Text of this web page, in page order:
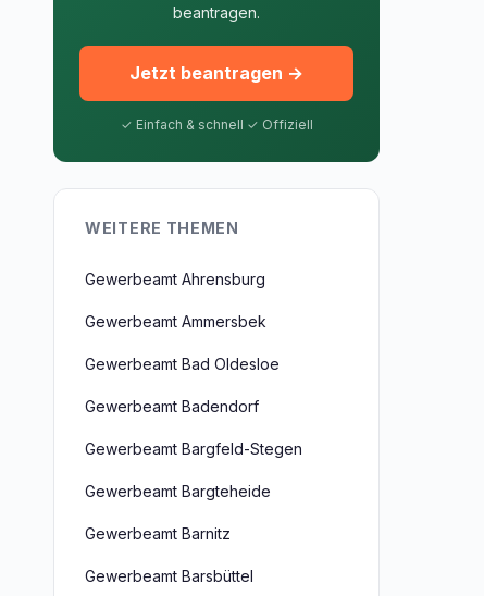
beantragen.
Jetzt beantragen →
✓ Einfach & schnell ✓ Offiziell
WEITERE THEMEN
Gewerbeamt Ahrensburg
Gewerbeamt Ammersbek
Gewerbeamt Bad Oldesloe
Gewerbeamt Badendorf
Gewerbeamt Bargfeld-Stegen
Gewerbeamt Bargteheide
Gewerbeamt Barnitz
Gewerbeamt Barsbüttel